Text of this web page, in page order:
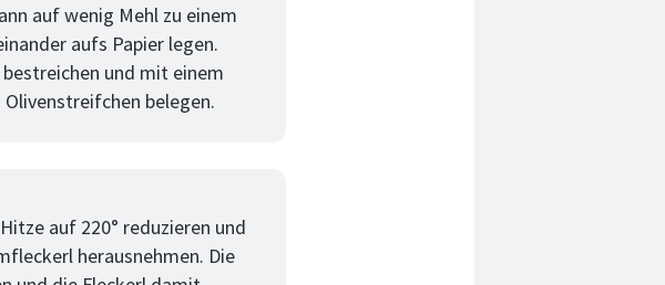
auf wenig Mehl zu einem
aufs Papier legen.
und mit einem
belegen.
auf 220° reduzieren und
herausnehmen. Die